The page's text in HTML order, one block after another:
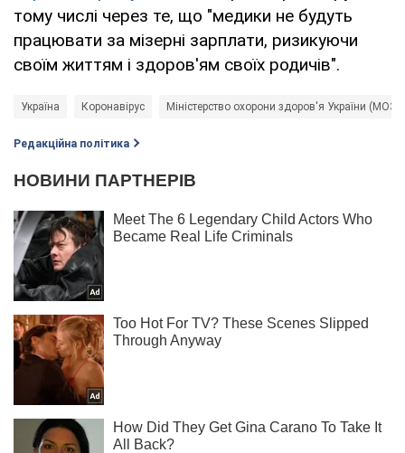
тому числі через те, що "медики не будуть
працювати за мізерні зарплати, ризикуючи
своїм життям і здоров'ям своїх родичів".
Україна Коронавірус Міністерство охорони здоров'я України (МОЗ)
Редакційна політика